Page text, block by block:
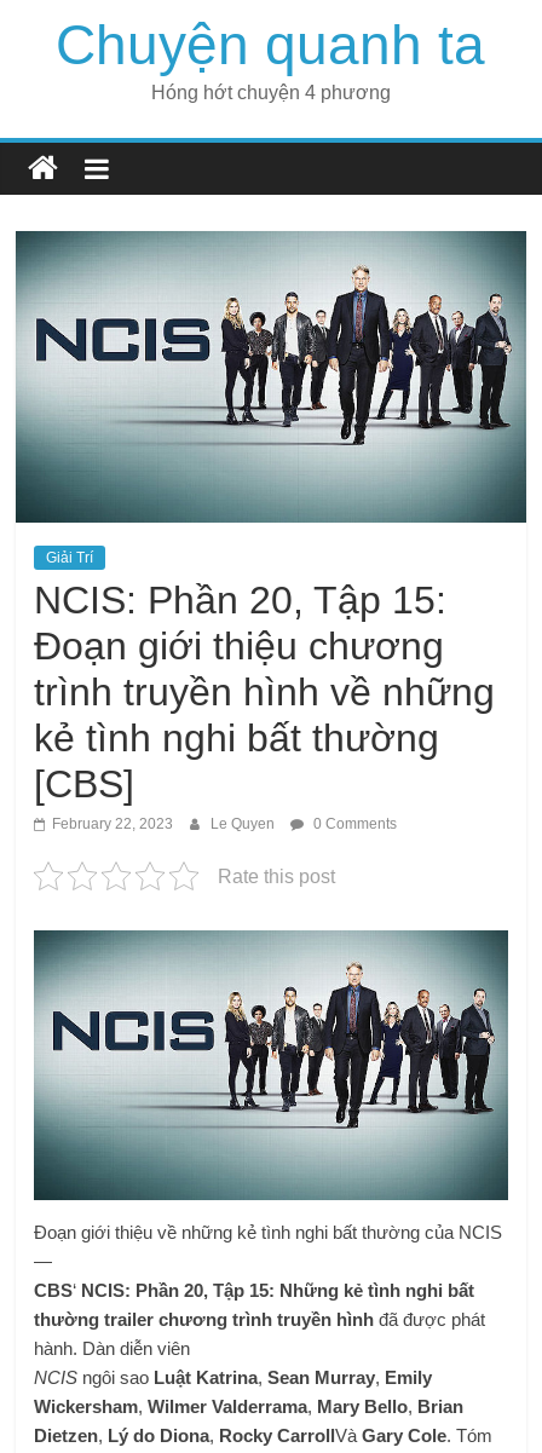
Chuyện quanh ta
Hóng hớt chuyện 4 phương
Giải Trí
NCIS: Phần 20, Tập 15:
Đoạn giới thiệu chương
trình truyền hình về những
kẻ tình nghi bất thường
[CBS]
February 22, 2023 Le Quyen 0 Comments
Rate this post
Đoạn giới thiệu về những kẻ tình nghi bất thường của NCIS
—
CBS‘ NCIS: Phần 20, Tập 15: Những kẻ tình nghi bất
thườngtrailer chương trình truyền hình đã được phát
hành. Dàn diễn viên
NCIS ngôi sao Luật Katrina,Sean Murray, Emily
Wickersham,Wilmer Valderrama, Mary Bello, Brian
Dietzen, Lý do Diona, Rocky CarrollVàGary Cole. Tóm